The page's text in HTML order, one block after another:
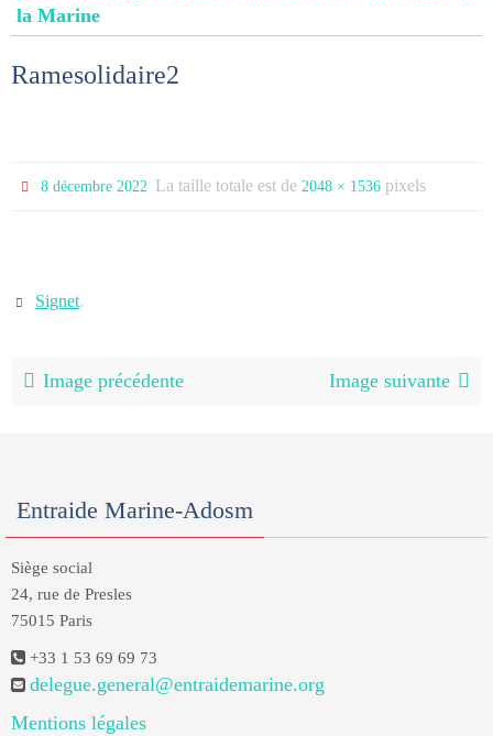
la Marine
Ramesolidaire2
8 décembre 2022 La taille totale est de 2048 × 1536 pixels
Signet.
Image précédente Image suivante
Entraide Marine-Adosm
Siège social
24, rue de Presles
75015 Paris
+33 1 53 69 69 73
delegue.general@entraidemarine.org
Mentions légales